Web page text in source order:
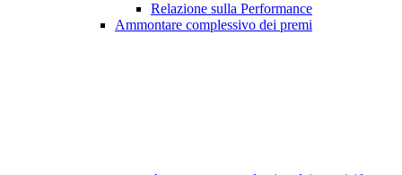
Relazione sulla Performance
Ammontare complessivo dei premi